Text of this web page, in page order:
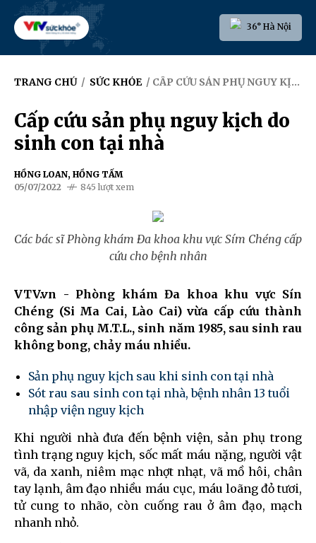
36° Hà Nội
TRANG CHỦ / SỨC KHỎE / CẤP CỨU SẢN PHỤ NGUY KỊCH DO SINH CON TẠI NHÀ ​
Cấp cứu sản phụ nguy kịch do
sinh con tại nhà ​
HỒNG LOAN, HỒNG TẤM
05/07/2022
845 lượt xem
Các bác sĩ Phòng khám Đa khoa khu vực Sím Chéng cấp
cứu cho bệnh nhân
VTV.vn - Phòng khám Đa khoa khu vực Sín
Chéng (Si Ma Cai, Lào Cai) vừa cấp cứu thành
công sản phụ M.T.L., sinh năm 1985, sau sinh rau
không bong, chảy máu nhiều.
Sản phụ nguy kịch sau khi sinh con tại nhà
Sót rau sau sinh con tại nhà, bệnh nhân 13 tuổi
nhập viện nguy kịch
Khi người nhà đưa đến bệnh viện, sản phụ trong
tình trạng nguy kịch, sốc mất máu nặng, người vật
vã, da xanh, niêm mạc nhợt nhạt, vã mồ hôi, chân
tay lạnh, âm đạo nhiều máu cục, máu loãng đỏ tươi,
tử cung to nhão, còn cuống rau ở âm đạo, mạch
nhanh nhỏ.